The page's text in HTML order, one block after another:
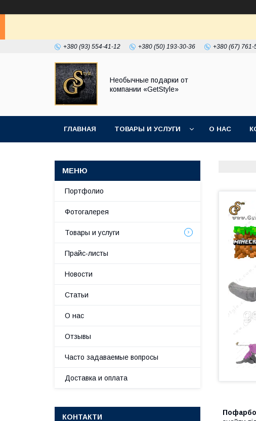
+380 (93) 554-41-12 +380 (50) 193-30-36 +380 (67) 761-
Необычные подарки от
компании «GetStyle»
ГЛАВНАЯ ТОВАРЫ И УСЛУГИ О НАС
Портфолио
Фотогалерея
Товары и услуги
Прайс-листы
Новости
Статьи
О нас
Отзывы
Часто задаваемые вопросы
Доставка и оплата
КОНТАКТИ